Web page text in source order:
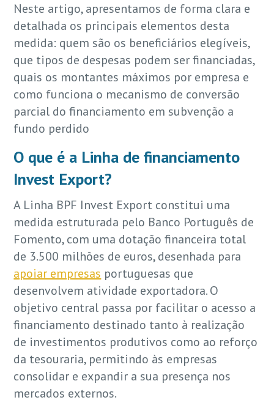
Neste artigo, apresentamos de forma clara e
detalhada os principais elementos desta
medida: quem são os beneficiários elegíveis,
que tipos de despesas podem ser financiadas,
quais os montantes máximos por empresa e
como funciona o mecanismo de conversão
parcial do financiamento em subvenção a
fundo perdido
O que é a Linha de financiamento
Invest Export?
A Linha BPF Invest Export constitui uma
medida estruturada pelo Banco Português de
Fomento, com uma dotação financeira total
de 3.500 milhões de euros, desenhada para
apoiar empresas portuguesas que
desenvolvem atividade exportadora. O
objetivo central passa por facilitar o acesso a
financiamento destinado tanto à realização
de investimentos produtivos como ao reforço
da tesouraria, permitindo às empresas
consolidar e expandir a sua presença nos
mercados externos.